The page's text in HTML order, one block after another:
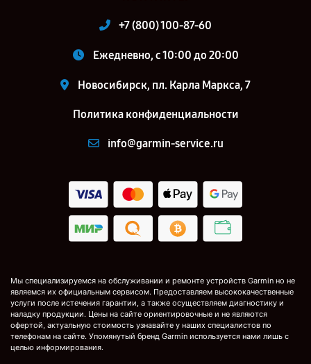
+7 (800) 100-87-60
Ежедневно, с 10:00 до 20:00
Новосибирск, пл. Карла Маркса, 7
Политика конфиденциальности
info@garmin-service.ru
Мы специализируемся на обслуживании и ремонте устройств Garmin но не
являемся их официальным сервисом. Предоставляем высококачественные
услуги после истечения гарантии, а также осуществляем диагностику и
наладку продукции. Цены на сайте ориентировочные и не являются
офертой, актуальную стоимость узнавайте у наших специалистов по
телефонам на сайте. Упомянутый бренд Garmin используется нами лишь с
целью информирования.